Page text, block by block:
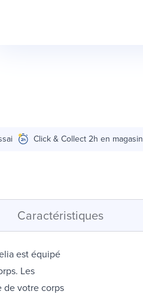
Click & Collect 2h en magasin
Caractéristiques
est équipé
Les
de votre corps